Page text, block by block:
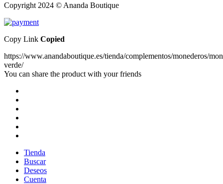
Copyright 2024 © Ananda Boutique
Copy Link Copied
https://www.anandaboutique.es/tienda/complementos/monederos/
verde/
You can share the product with your friends
Tienda
Buscar
Deseos
Cuenta